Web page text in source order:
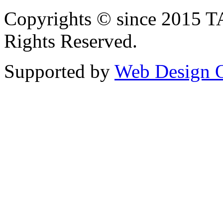
Copyrights © since 2015
Rights Reserved.
Supported by Web Design